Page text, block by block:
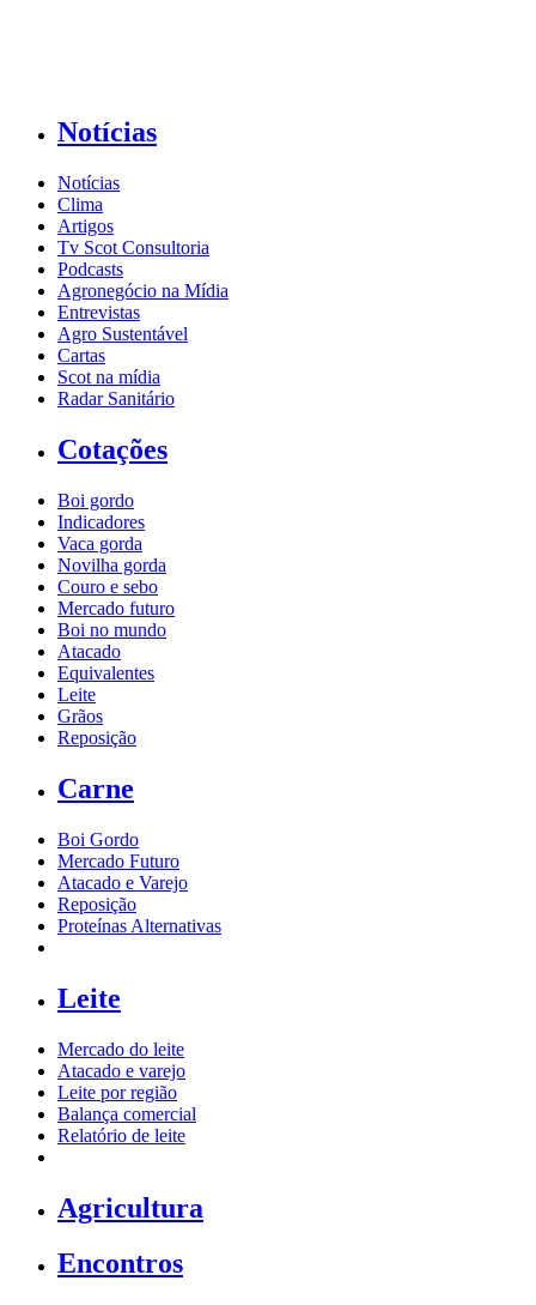
Notícias
Notícias
Clima
Artigos
Tv Scot Consultoria
Podcasts
Agronegócio na Mídia
Entrevistas
Agro Sustentável
Cartas
Scot na mídia
Radar Sanitário
Cotações
Boi gordo
Indicadores
Vaca gorda
Novilha gorda
Couro e sebo
Mercado futuro
Boi no mundo
Atacado
Equivalentes
Leite
Grãos
Reposição
Carne
Boi Gordo
Mercado Futuro
Atacado e Varejo
Reposição
Proteínas Alternativas
Leite
Mercado do leite
Atacado e varejo
Leite por região
Balança comercial
Relatório de leite
Agricultura
Encontros